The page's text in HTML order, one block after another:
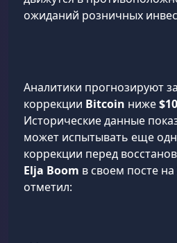
ожиданий розничных
Аналитики прогнозируют
коррекции Bitcoin ниже
Исторические данные
может испытывать еще
коррекции перед
Elja Boom в своем посте на
отметил: